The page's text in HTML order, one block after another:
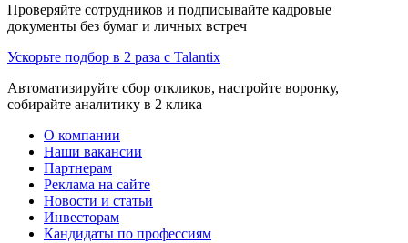
Проверяйте сотрудников и подписывайте кадровые
документы без бумаг и личных встреч
Ускорьте подбор в 2 раза с Talantix
Автоматизируйте сбор откликов, настройте воронку,
собирайте аналитику в 2 клика
О компании
Наши вакансии
Партнерам
Реклама на сайте
Новости и статьи
Инвесторам
Кандидаты по профессиям